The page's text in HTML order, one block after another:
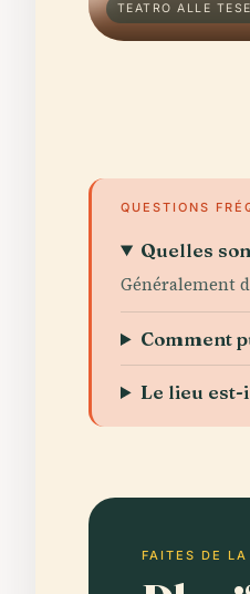
TEATRO ALLE
QUESTIONS
Quelles
Généralement
Comment
Le lieu
FAITES DE